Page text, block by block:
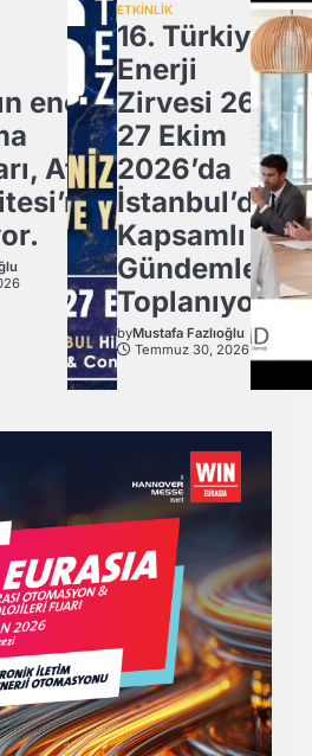
enerji
Atlas
ETKİNLİK
16. Türkiye
Enerji
Zirvesi 26-
27 Ekim
2026’da
İstanbul’da
Kapsamlı
Gündemle
Toplanıyor.
byMustafa Fazlıoğlu
Temmuz 30, 2026